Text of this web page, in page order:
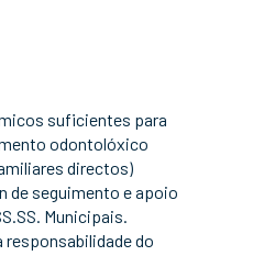
suficientes para
odontolóxico
directos)
de seguimento e apoio
Municipais.
responsabilidade do